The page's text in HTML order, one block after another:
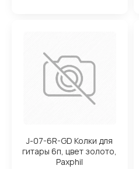
J-07-6R-GD Колки для
гитары 6п, цвет золото,
Paxphil